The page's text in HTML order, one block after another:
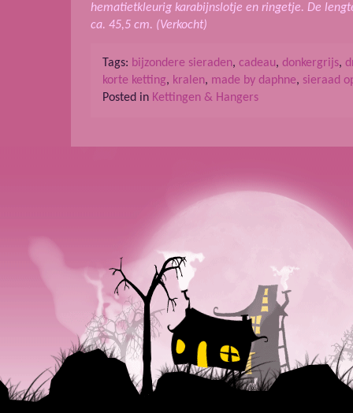
hematietkleurig karabijnslotje en ringetje. De
ca. 45,5 cm. (Verkocht)
Tags: bijzondere sieraden, cadeau, donkergrijs,
korte ketting, kralen, made by daphne, sieraad
Posted in Kettingen & Hangers